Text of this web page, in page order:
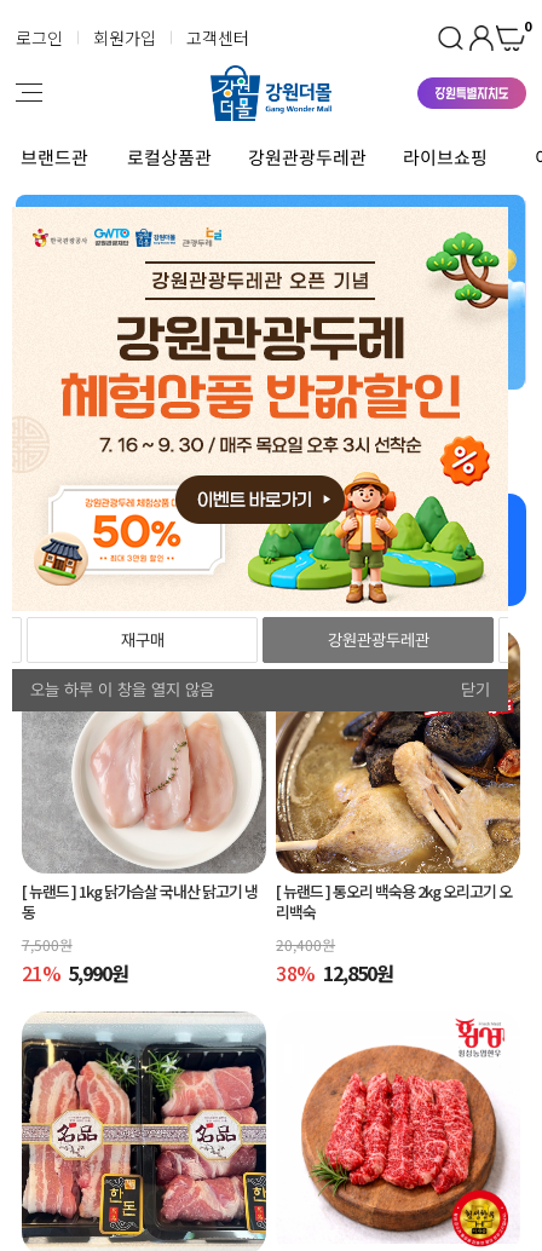
로그인 회원가입 고객센터 0
브랜드관 로컬상품관 강원관광두레관 라이브쇼핑
재구매 강원관광두레관
오늘 하루 이 창을 열지 않음 닫기
강원더몰 상품 좋아~ 너무 좋아~
강원더몰 추천상품 추천드립니다!
[ 뉴랜드 ]1kg 닭가슴살 국내산 닭고기 냉
동
7,500원
21% 5,990원
[ 뉴랜드 ]통오리 백숙용 2kg 오리고기 오
리백숙
20,400원
38% 12,850원